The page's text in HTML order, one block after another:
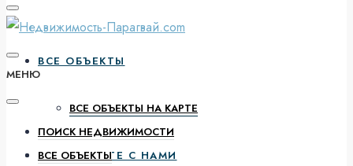
ВСЕ ОБЪЕКТЫ
ВСЕ ОБЪЕКТЫ НА КАРТЕ
ПРОДАВАЙТЕ С НАМИ
МЕНЮ
ПОИСК НЕДВИЖИМОСТИ
ВСЕ ОБЪЕКТЫ